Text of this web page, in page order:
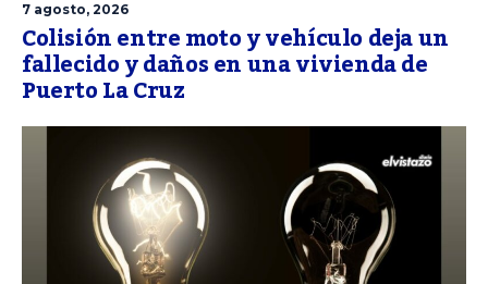
7 agosto, 2026
Colisión entre moto y vehículo deja un
fallecido y daños en una vivienda de
Puerto La Cruz